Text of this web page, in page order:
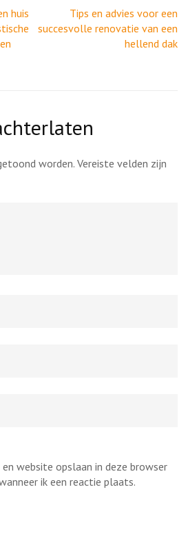
huis
Tips en advies voor een
succesvolle renovatie van een
hellend dak
worden. Vereiste velden zijn
website opslaan in deze browser
ik een reactie plaats.